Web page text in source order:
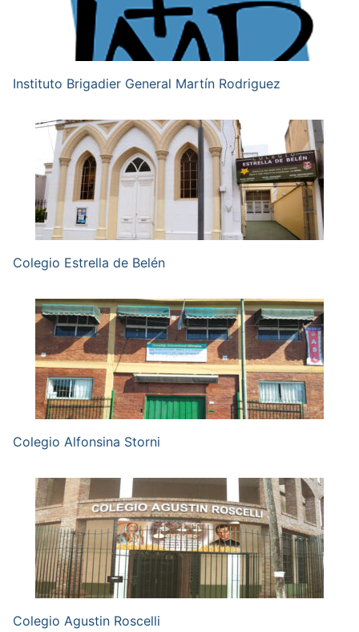
Instituto Brigadier General Martín Rodriguez
Colegio Estrella de Belén
Colegio Alfonsina Storni
Colegio Agustin Roscelli